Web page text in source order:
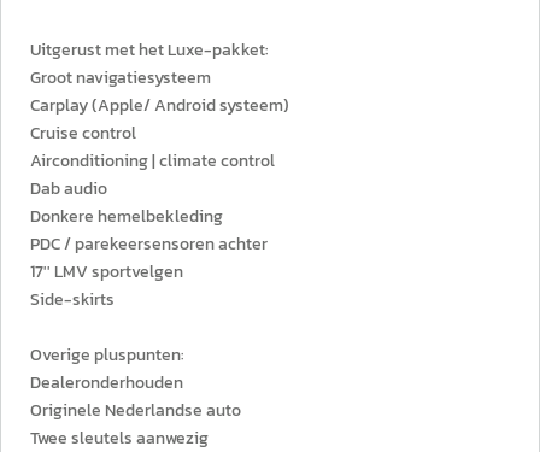
Uitgerust met het Luxe-pakket:
Groot navigatiesysteem
Carplay (Apple/ Android systeem)
Cruise control
Airconditioning | climate control
Dab audio
Donkere hemelbekleding
​PDC / parekeersensoren achter
17'' LMV sportvelgen
Side-skirts
Overige pluspunten:
Dealeronderhouden
Originele Nederlandse auto
Twee sleutels aanwezig